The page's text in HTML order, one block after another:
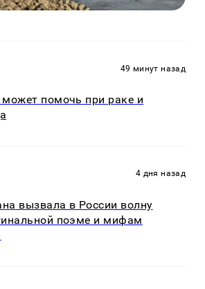
49 минут назад
может помочь при раке и
4 дня назад
вызвала в России волну
поэме и мифам